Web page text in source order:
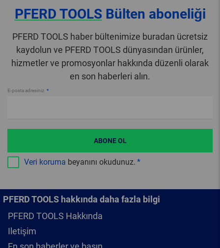
PFERD TOOLSBülten aboneliği
PFERD TOOLS haber bültenimize buradan ücretsiz
kaydolun ve PFERD TOOLS dünyasından ürünler,
hizmetler ve promosyonlar hakkında düzenli olarak
en son haberleri alın.
E-posta adresiniz
Veri koruma beyanını okudunuz.
ABONE OL
PFERD TOOLS hakkında daha fazla bilgi
PFERD TOOLS Hakkında
Iletişim